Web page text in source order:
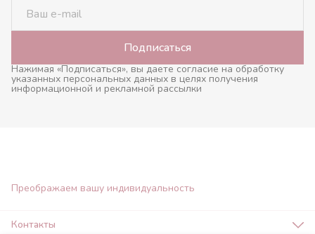
Подписаться
Нажимая «Подписаться», вы даете согласие на обработку
указанных персональных данных в целях получения
информационной и рекламной рассылки
Преображаем вашу индивидуальность
Контакты